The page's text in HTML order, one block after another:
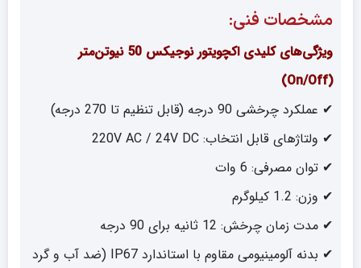
مشخصات فنی:
ویژگی‌های کلیدی اکچویتور نوجیکس 50 نیوتن‌متر
(On/Off)
✔ عملکرد چرخشی 90 درجه (قابل تنظیم تا 270 درجه)
✔ ولتاژهای قابل انتخاب: 220V AC / 24V DC
✔ توان مصرفی: 6 وات
✔ وزن: 1.2 کیلوگرم
✔ مدت زمان چرخش: 12 ثانیه برای 90 درجه
✔ بدنه آلومینیومی مقاوم با استاندارد IP67 (ضد آب و گرد